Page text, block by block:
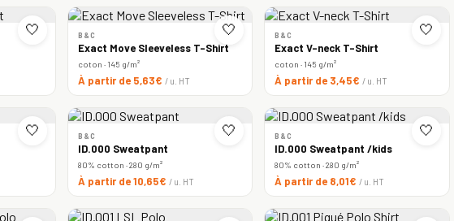
🤍 🤍
B&C
Exact Move Sleeveless T-Shirt
coton · 145 g/m²
À partir de 5,63€ / u. HT
🤍
B&C
Exact V-neck T-Shirt
coton · 145 g/m²
À partir de 3,45€ / u. HT
🤍 🤍
B&C
ID.000 Sweatpant
80% cotton · 280 g/m²
À partir de 10,65€ / u. HT
🤍
B&C
ID.000 Sweatpant /kids
80% cotton · 280 g/m²
À partir de 8,01€ / u. HT